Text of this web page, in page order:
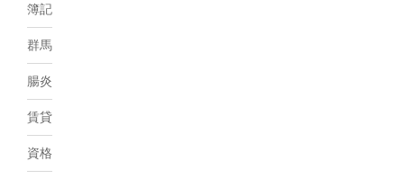
簿記
群馬
腸炎
賃貸
資格